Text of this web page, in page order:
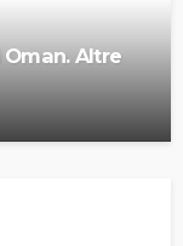
Altre